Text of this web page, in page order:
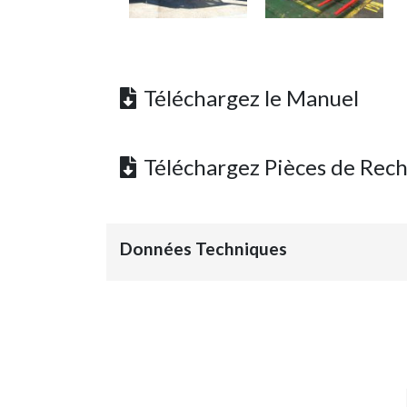
Téléchargez le Manuel
Téléchargez Pièces de
Données Techniques